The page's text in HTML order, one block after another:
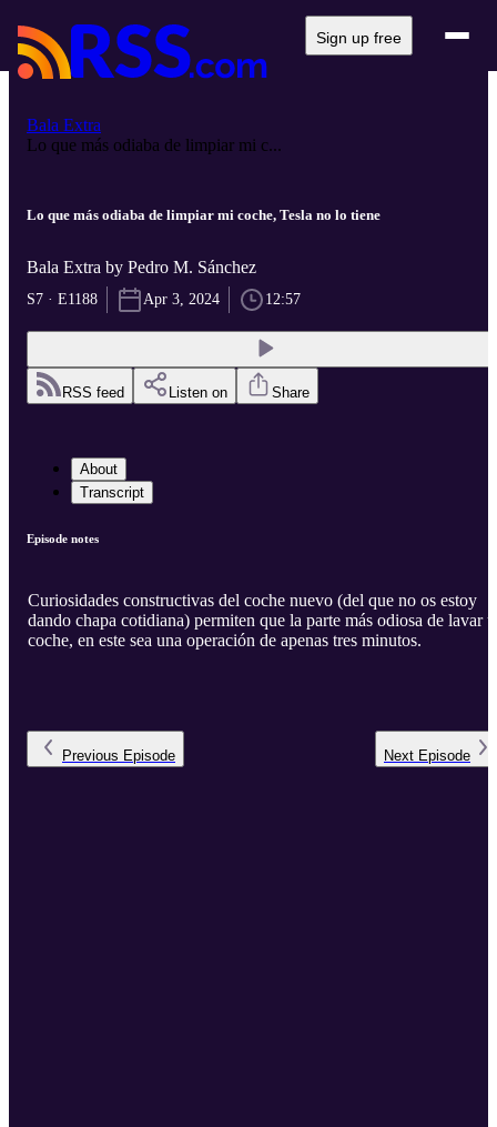
Sign up free
Bala Extra
Lo que más odiaba de limpiar mi c...
Lo que más odiaba de limpiar mi coche, Tesla no lo tiene
Bala Extra by Pedro M. Sánchez
S7 · E1188 Apr 3, 2024 12:57
RSS feed Listen on Share
About
Transcript
Episode notes
Curiosidades constructivas del coche nuevo (del que no os estoy
dando chapa cotidiana) permiten que la parte más odiosa de lavar
coche, en este sea una operación de apenas tres minutos.
Previous Episode Next Episode